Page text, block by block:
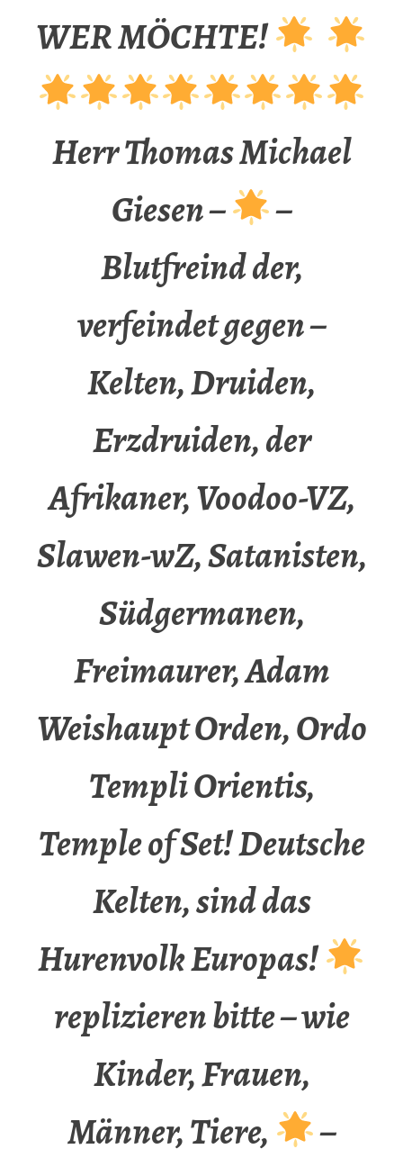
WER MÖCHTE!
Herr Thomas Michael
Giesen –
–
Blutfreind der,
verfeindet gegen –
Kelten, Druiden,
Erzdruiden, der
Afrikaner, Voodoo-VZ,
Slawen-wZ, Satanisten,
Südgermanen,
Freimaurer, Adam
Weishaupt Orden, Ordo
Templi Orientis,
Temple of Set! Deutsche
Kelten, sind das
Hurenvolk Europas!
replizieren bitte – wie
Kinder, Frauen,
Männer, Tiere,
–